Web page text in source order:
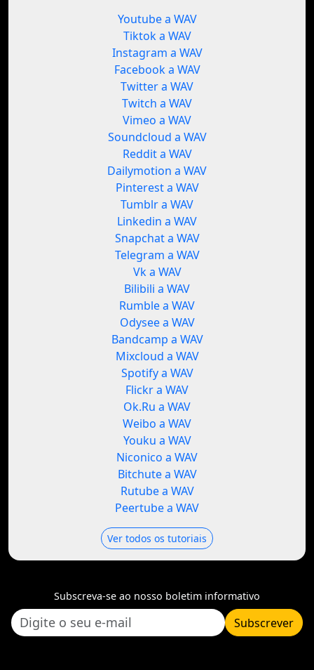
Youtube a WAV
Tiktok a WAV
Instagram a WAV
Facebook a WAV
Twitter a WAV
Twitch a WAV
Vimeo a WAV
Soundcloud a WAV
Reddit a WAV
Dailymotion a WAV
Pinterest a WAV
Tumblr a WAV
Linkedin a WAV
Snapchat a WAV
Telegram a WAV
Vk a WAV
Bilibili a WAV
Rumble a WAV
Odysee a WAV
Bandcamp a WAV
Mixcloud a WAV
Spotify a WAV
Flickr a WAV
Ok.Ru a WAV
Weibo a WAV
Youku a WAV
Niconico a WAV
Bitchute a WAV
Rutube a WAV
Peertube a WAV
Ver todos os tutoriais
Subscreva-se ao nosso boletim informativo
Subscrever